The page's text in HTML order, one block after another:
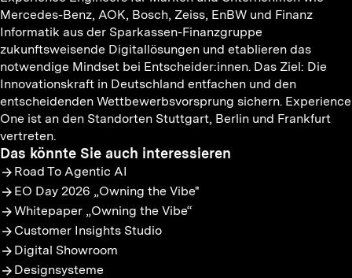
Mercedes-Benz, AOK, Bosch, Zeiss, EnBW und Finanz
Informatik aus der Sparkassen-Finanzgruppe
zukunftsweisende Digitallösungen und etablieren das
notwendige Mindset bei Entscheider:innen. Das Ziel: Die
Innovationskraft in Deutschland entfachen und den
entscheidenden Wettbewerbsvorsprung sichern. Experience
One ist an den Standorten Stuttgart, Berlin und Frankfurt
vertreten.
Das könnte Sie auch interessieren
Road To Agentic AI
EO Day 2026 „Owning the Vibe"
Whitepaper „Owning the Vibe“
Customer Insights Studio
Digital Showroom
Designsysteme